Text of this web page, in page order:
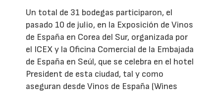
Un total de 31 bodegas participaron, el
pasado 10 de julio, en la Exposición de Vinos
de España en Corea del Sur, organizada por
el ICEX y la Oficina Comercial de la Embajada
de España en Seúl, que se celebra en el hotel
President de esta ciudad, tal y como
aseguran desde Vinos de España (Wines